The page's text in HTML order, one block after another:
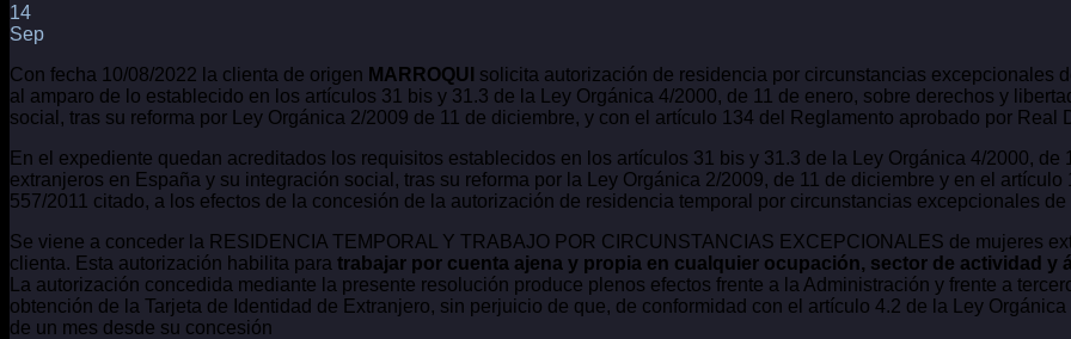
14
Sep
Con fecha 10/08/2022 la clienta de origen MARROQUI solicita autorización de residencia por circunstancias excepcionales
al amparo de lo establecido en los artículos 31 bis y 31.3 de la Ley Orgánica 4/2000, de 11 de enero, sobre derechos y
social, tras su reforma por Ley Orgánica 2/2009 de 11 de diciembre, y con el artículo 134 del Reglamento aprobado por Real
En el expediente quedan acreditados los requisitos establecidos en los artículos 31 bis y 31.3 de la Ley Orgánica 4/2000, de
extranjeros en España y su integración social, tras su reforma por la Ley Orgánica 2/2009, de 11 de diciembre y en el
557/2011 citado, a los efectos de la concesión de la autorización de residencia temporal por circunstancias excepcionales
Se viene a conceder la RESIDENCIA TEMPORAL Y TRABAJO POR CIRCUNSTANCIAS EXCEPCIONALES de mujeres
clienta. Esta autorización habilita para trabajar por cuenta ajena y propia en cualquier ocupación, sector de actividad y
La autorización concedida mediante la presente resolución produce plenos efectos frente a la Administración y frente a
obtención de la Tarjeta de Identidad de Extranjero, sin perjuicio de que, de conformidad con el artículo 4.2 de la Ley
de un mes desde su concesión